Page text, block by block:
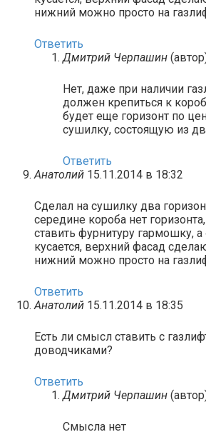
нижний можно просто на
Ответить
Дмитрий Черпашин
Нет, даже при наличии
должен крепиться к
будет еще горизонт по
сушилку, состоящую из
Ответить
Анатолий 15.11.2014 в 18:32
Сделал на сушилку два
середине короба нет
ставить фурнитуру гармошку,
кусается, верхний фасад
нижний можно просто на
Ответить
Анатолий 15.11.2014 в 18:35
Есть ли смысл ставить с
доводчиками?
Ответить
Дмитрий Черпашин
Смысла нет